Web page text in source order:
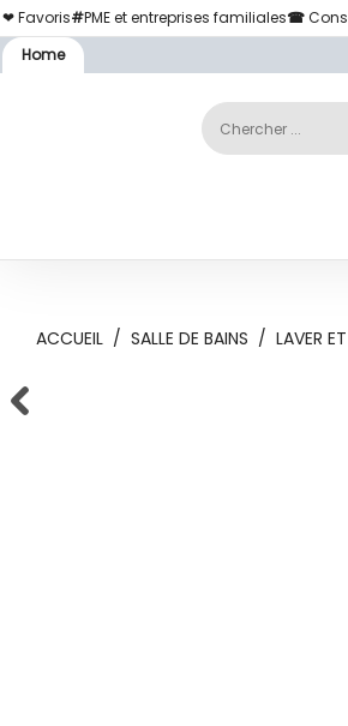
❤ Favoris#PME et entreprises familiales☎
Home
ACCUEIL / SALLE DE BAINS / LAVER